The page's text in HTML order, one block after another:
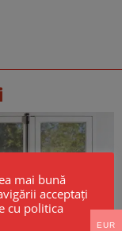
mai bună
acceptați
cu politica
EUR